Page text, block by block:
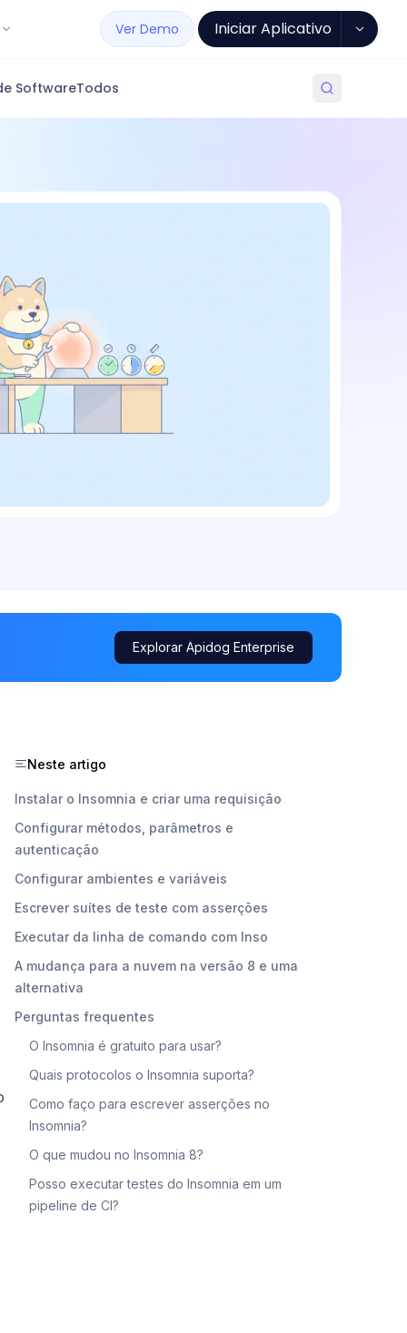
Ver Demo Iniciar Aplicativo
SoftwareTodos
Explorar Apidog Enterprise
Neste artigo
Instalar o Insomnia e criar uma requisição
Configurar métodos, parâmetros e
autenticação
Configurar ambientes e variáveis
Escrever suítes de teste com asserções
Executar da linha de comando com Inso
A mudança para a nuvem na versão 8 e uma
alternativa
Perguntas frequentes
O Insomnia é gratuito para usar?
Quais protocolos o Insomnia suporta?
Como faço para escrever asserções no
Insomnia?
O que mudou no Insomnia 8?
Posso executar testes do Insomnia em um
pipeline de CI?